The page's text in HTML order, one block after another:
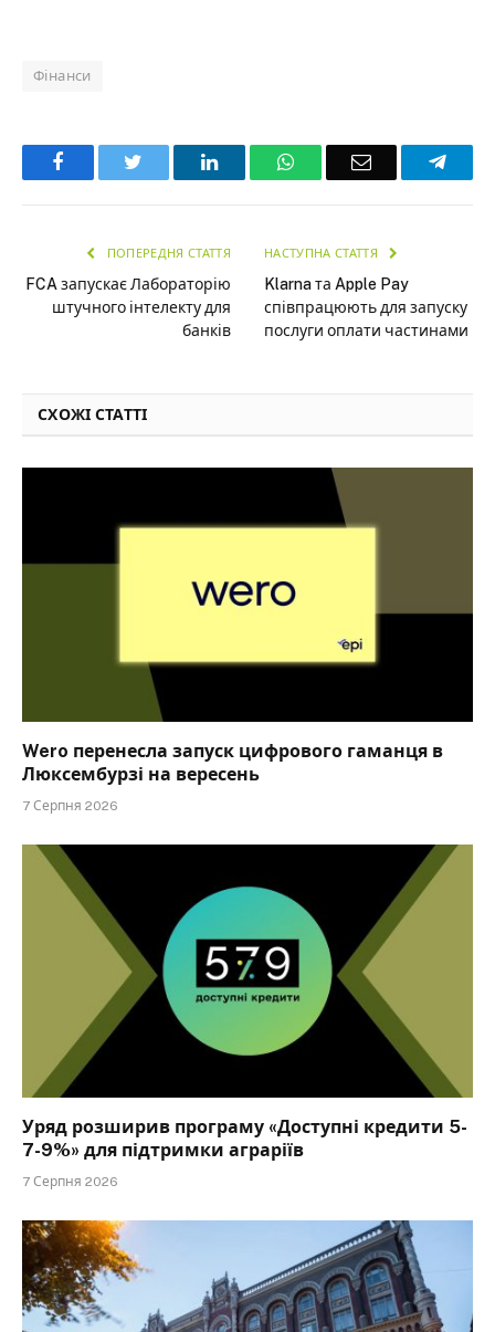
Фінанси
Facebook LinkedInWhatsAppEmail
ПОПЕРЕДНЯ СТАТТЯ
FCA запускає Лабораторію
штучного інтелекту для
банків
НАСТУПНА СТАТТЯ
Klarna та Apple Pay
співпрацюють для запуску
послуги оплати частинами
СХОЖІ СТАТТІ
Wero перенесла запуск цифрового гаманця в
Люксембурзі на вересень
7 Серпня 2026
Уряд розширив програму «Доступні кредити 5-
7-9%» для підтримки аграріїв
7 Серпня 2026